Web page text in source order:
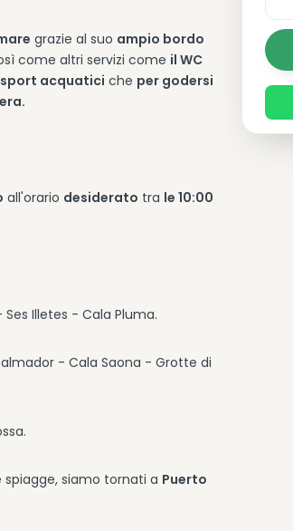
grazie al suo ampio bordo
come altri servizi come il WC
sport acquatici che per godersi
all'orario desiderato tra le 10:00
Illetes - Cala Pluma.
- Cala Saona - Grotte di
siamo tornati a Puerto